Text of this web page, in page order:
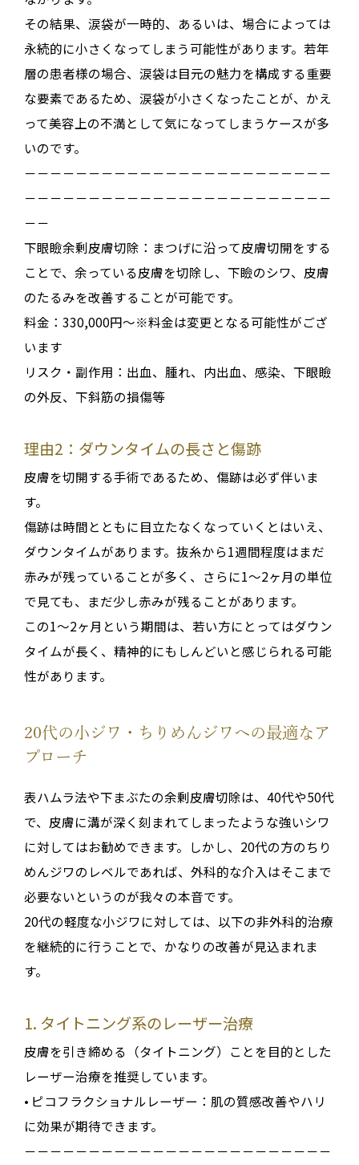
その結果、 涙袋が一時的、あるいは、場合によっては
永続的に小さくなってしまう可能性があります。若年
層の患者様の場合、涙袋は目元の魅力を構成する重要
な要素であるため、涙袋が小さくなったことが、かえ
って美容上の不満として気になってしまうケースが多
いのです。
－－－－－－－－－－－－－－－－－－－－－－－－
－－－－－－－－－－－－－－－－－－－－－－－－
－－
下眼瞼余剰皮膚切除：まつげに沿って皮膚切開をする
ことで、余っている皮膚を切除し、下瞼のシワ、皮膚
のたるみを改善することが可能です。
料金：330,000円～※料金は変更となる可能性がござ
います
リスク・副作用：出血、腫れ、内出血、感染、下眼瞼
の外反、下斜筋の損傷等
理由2：ダウンタイムの長さと傷跡
皮膚を切開する手術であるため、傷跡は必ず伴いま
す。
傷跡は時間とともに目立たなくなっていくとはいえ、
ダウンタイムがあります。 抜糸から1週間程度はまだ
赤みが残っていることが多く 、さらに1〜2ヶ月の単位
で見ても、まだ少し赤みが残ることがあります。
この1〜2ヶ月という期間は、若い方にとってはダウン
タイムが長く、精神的にもしんどいと感じられる可能
性があります。
20代の小ジワ・ちりめんジワへの最適なア
プローチ
表ハムラ法や下まぶたの余剰皮膚切除は、40代や50代
で、皮膚に溝が深く刻まれてしまったような強いシワ
に対してはお勧めできます。しかし、 20代の方のちり
めんジワのレベルであれば、外科的な介入はそこまで
必要ないというのが我々の本音です。
20代の軽度な小ジワに対しては、以下の非外科的治療
を継続的に行うことで、かなりの改善が見込まれま
す。
1. タイトニング系のレーザー治療
皮膚を引き締める（タイトニング）ことを目的とした
レーザー治療を推奨しています。
• ピコフラクショナルレーザー ：肌の質感改善やハリ
に効果が期待できます。
－－－－－－－－－－－－－－－－－－－－－－－－